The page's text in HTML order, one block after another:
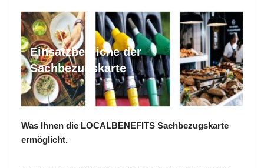
Einsatzbereiche der
Sachbezugskarte
Was Ihnen die LOCALBENEFITS Sachbezugskarte
ermöglicht.